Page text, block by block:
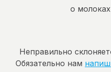
о молоках
Неправильно
Обязательно нам